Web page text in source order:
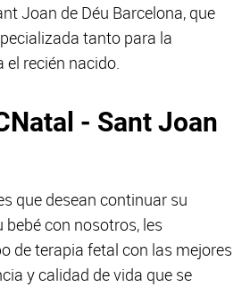
Joan de Déu Barcelona, que
tanto para la
recién nacido.
- Sant Joan
que desean continuar su
con nosotros, les
de terapia fetal con las mejores
y calidad de vida que se